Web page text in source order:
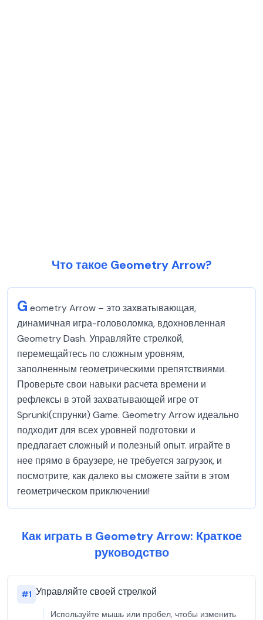
Что такое Geometry Arrow?
G eometry Arrow – это захватывающая,
динамичная игра-головоломка, вдохновленная
Geometry Dash. Управляйте стрелкой,
перемещайтесь по сложным уровням,
заполненным геометрическими препятствиями.
Проверьте свои навыки расчета времени и
рефлексы в этой захватывающей игре от
Sprunki(спрунки) Game. Geometry Arrow идеально
подходит для всех уровней подготовки и
предлагает сложный и полезный опыт. играйте в
нее прямо в браузере, не требуется загрузок, и
посмотрите, как далеко вы сможете зайти в этом
геометрическом приключении!
Как играть в Geometry Arrow: Краткое
руководство
#1 Управляйте своей стрелкой
Используйте мышь или пробел, чтобы изменить